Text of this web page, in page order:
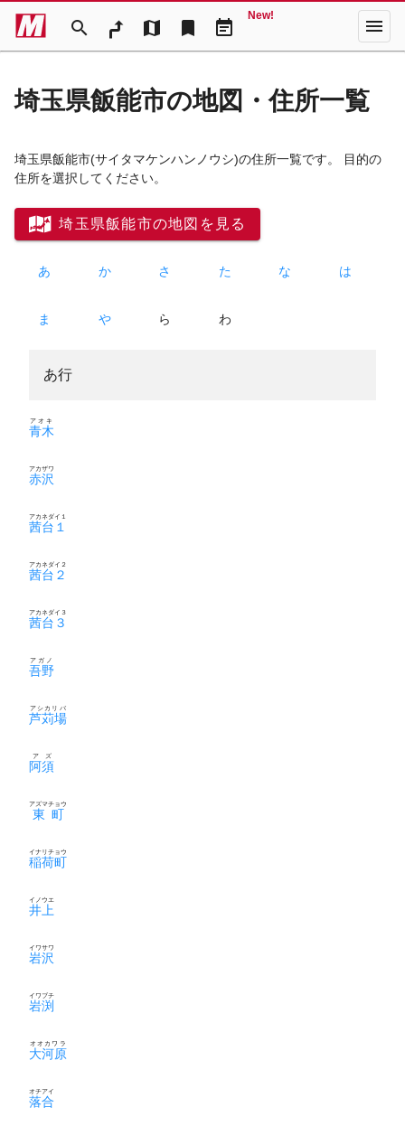
search map bookmark event_note
New! menu
埼玉県飯能市の地図・住所一覧
埼玉県飯能市(サイタマケンハンノウシ)の住所一覧です。 目的の
住所を選択してください。
埼玉県飯能市の地図を見る
あ か さ た な は
ま や ら わ
あ行
青木
アオキ
赤沢
アカザワ
茜台１
アカネダイ１
茜台２
アカネダイ２
茜台３
アカネダイ３
吾野
アガノ
芦苅場
アシカリバ
阿須
アズ
東町
アズマチョウ
稲荷町
イナリチョウ
井上
イノウエ
岩沢
イワサワ
岩渕
イワブチ
大河原
オオカワラ
落合
オチアイ